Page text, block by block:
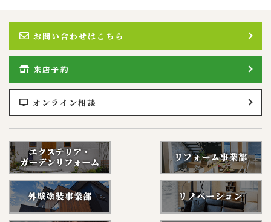
お問い合わせはこちら
来店予約
オンライン相談